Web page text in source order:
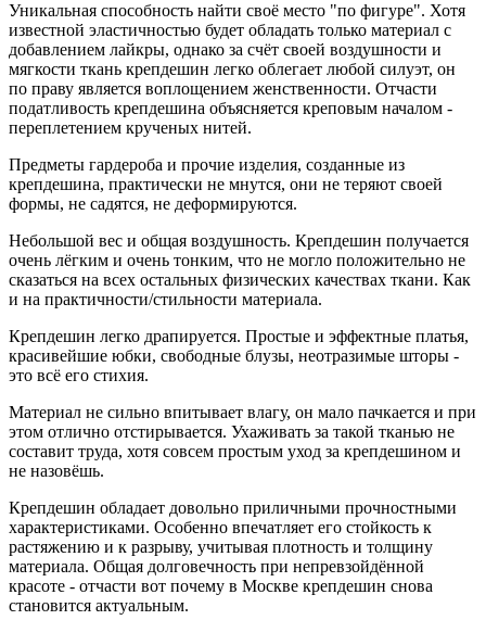
Уникальная способность найти своё место "по фигуре". Хотя
известной эластичностью будет обладать только материал с
добавлением лайкры, однако за счёт своей воздушности и
мягкости ткань крепдешин легко облегает любой силуэт, он
по праву является воплощением женственности. Отчасти
податливость крепдешина объясняется креповым началом -
переплетением крученых нитей.
Предметы гардероба и прочие изделия, созданные из
крепдешина, практически не мнутся, они не теряют своей
формы, не садятся, не деформируются.
Небольшой вес и общая воздушность. Крепдешин получается
очень лёгким и очень тонким, что не могло положительно не
сказаться на всех остальных физических качествах ткани. Как
и на практичности/стильности материала.
Крепдешин легко драпируется. Простые и эффектные платья,
красивейшие юбки, свободные блузы, неотразимые шторы -
это всё его стихия.
Материал не сильно впитывает влагу, он мало пачкается и при
этом отлично отстирывается. Ухаживать за такой тканью не
составит труда, хотя совсем простым уход за крепдешином и
не назовёшь.
Крепдешин обладает довольно приличными прочностными
характеристиками. Особенно впечатляет его стойкость к
растяжению и к разрыву, учитывая плотность и толщину
материала. Общая долговечность при непревзойдённой
красоте - отчасти вот почему в Москве крепдешин снова
становится актуальным.